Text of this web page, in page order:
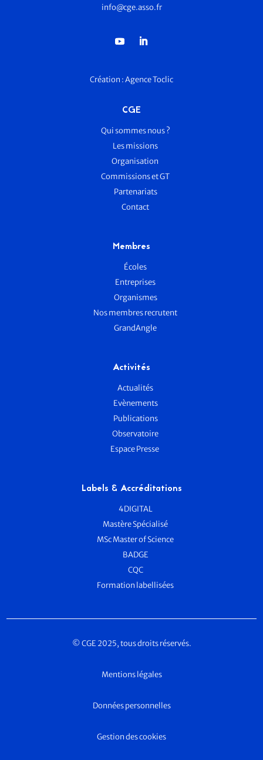
info@cge.asso.fr
Création :Agence Toclic
CGE
Qui sommes nous ?
Les missions
Organisation
Commissions et GT
Partenariats
Contact
Membres
Écoles
Entreprises
Organismes
Nos membres recrutent
GrandAngle
Activités
Actualités
Evènements
Publications
Observatoire
Espace Presse
Labels & Accréditations
4DIGITAL
Mastère Spécialisé
MSc Master of Science
BADGE
CQC
Formation labellisées
© CGE 2025, tous droits réservés.
Mentions légales
Données personnelles
Gestion des cookies